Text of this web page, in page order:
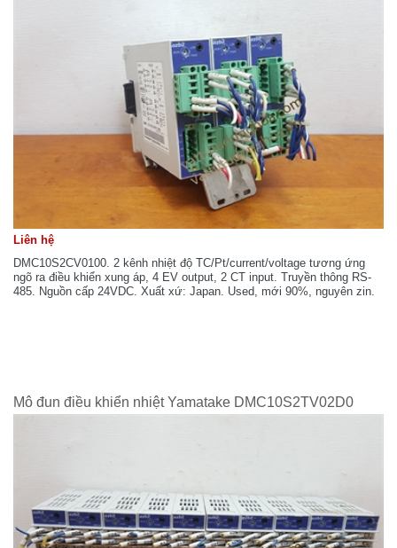
Liên hệ
DMC10S2CV0100. 2 kênh nhiệt độ TC/Pt/current/voltage tương ứng
ngõ ra điều khiển xung áp, 4 EV output, 2 CT input. Truyền thông RS-
485. Nguồn cấp 24VDC. Xuất xứ: Japan. Used, mới 90%, nguyên zin.
Mô đun điều khiển nhiệt Yamatake DMC10S2TV02D0